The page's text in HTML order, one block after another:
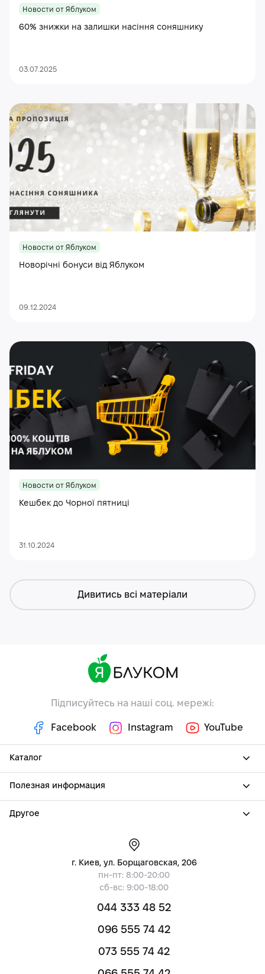
Новости от Яблуком
60% знижки на залишки насіння соняшнику
03.07.2025
Новости от Яблуком
Новорічні бонуси від Яблуком
09.12.2024
Новости от Яблуком
Кешбек до Чорної пятниці
31.10.2024
Дивитись всі матеріали
Підписуйтесь на наші соц. мережі:
Facebook Instagram YouTube
Каталог
Полезная информация
Другое
г. Киев, ул. Борщаговская, 206
пн-пт: 8:00-20:00
сб-вс: 9:00-18:00
044 333 48 52
096 555 74 42
073 555 74 42